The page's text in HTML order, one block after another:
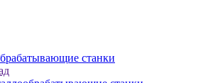
станки